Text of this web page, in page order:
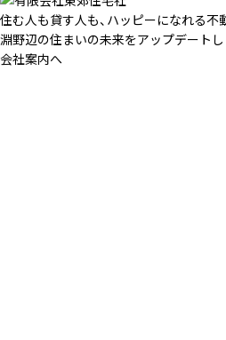
住む人も貸す人も、ハッピーになれる不
淵野辺の住まいの未来をアップデートし
会社案内へ